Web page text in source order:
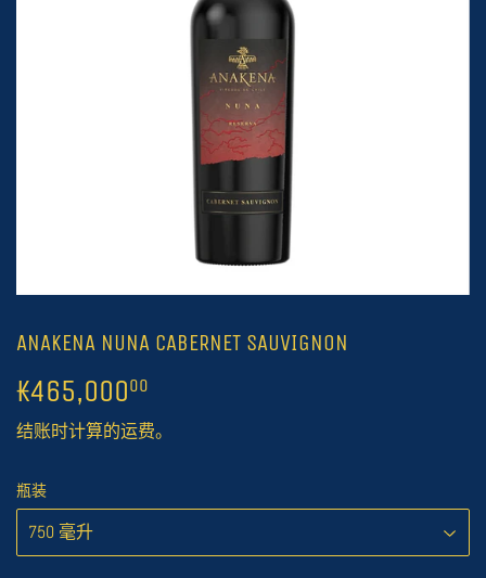
ANAKENA NUNA CABERNET SAUVIGNON
₭465,00000
结账时计算的运费。
瓶装